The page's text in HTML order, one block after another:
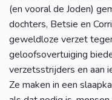
(en vooral de Joden)
dochters, Betsie en
geweldloze verzet
geloofsovertuiging
verzetsstrijders en aan
Ze maken in een